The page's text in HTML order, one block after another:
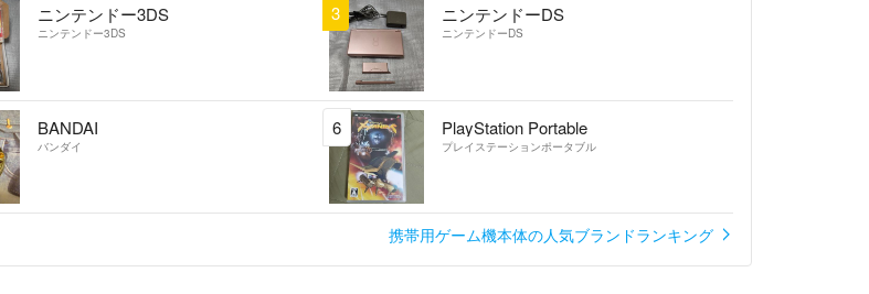
ニンテンドー3DS
ニンテンドー3DS
3 ニンテンドーDS
ニンテンドーDS
BANDAI
バンダイ
6 PlayStation Portable
プレイステーションポータブル
携帯用ゲーム機本体の人気ブランドランキング